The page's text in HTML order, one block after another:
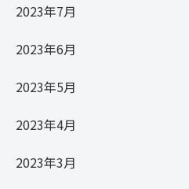
2023年7月
2023年6月
2023年5月
2023年4月
2023年3月